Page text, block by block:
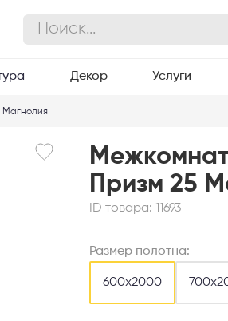
Декор Услуги
Магнолия
Призм 25
ID товара: 11693
Размер полотна:
600х2000